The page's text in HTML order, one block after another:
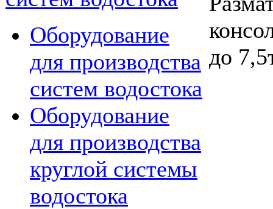
Оборудование
для производства
систем водостока
Оборудование
для производства
круглой системы
водостока